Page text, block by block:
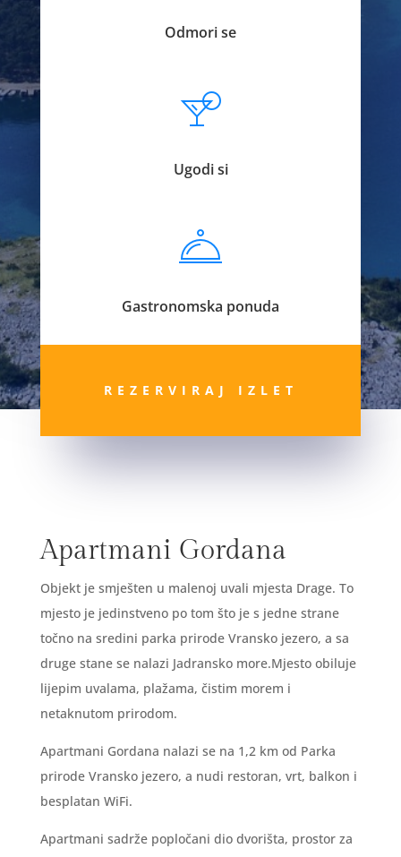
Odmori se
Ugodi si
Gastronomska ponuda
REZERVIRAJ IZLET
Apartmani Gordana
Objekt je smješten u malenoj uvali mjesta Drage. To
mjesto je jedinstveno po tom što je s jedne strane
točno na sredini parka prirode Vransko jezero, a sa
druge stane se nalazi Jadransko more.Mjesto obiluje
lijepim uvalama, plažama, čistim morem i
netaknutom prirodom.
Apartmani Gordana nalazi se na 1,2 km od Parka
prirode Vransko jezero, a nudi restoran, vrt, balkon i
besplatan WiFi.
Apartmani sadrže popločani dio dvorišta, prostor za